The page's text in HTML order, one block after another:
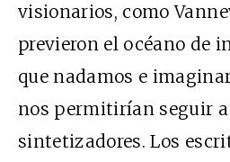
visionarios, como
previeron el océano de
que nadamos e
nos permitirían seguir a
sintetizadores. Los